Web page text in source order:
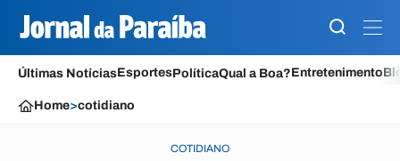
Últimas NotíciasEsportesPolíticaQual a Boa?Entretenimento
Home>cotidiano
COTIDIANO